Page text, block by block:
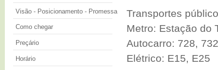
Visão - Posicionamento - Promessa
Como chegar
Preçário
Horário
Transportes
Metro: Estação do
Autocarro: 728,
Elétrico: E15, E25